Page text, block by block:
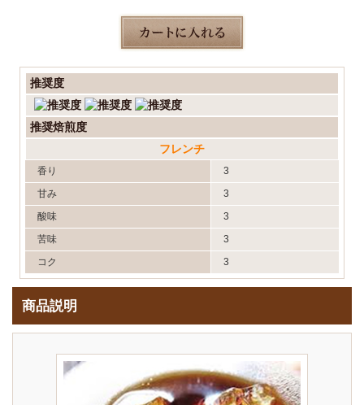
推奨度
推奨焙煎度
フレンチ
香り
3
甘み
3
酸味
3
苦味
3
コク
3
商品説明